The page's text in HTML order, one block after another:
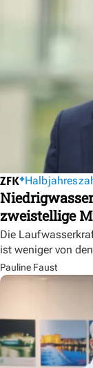
zweistellige
Die
ist weniger von
Pauline Faust